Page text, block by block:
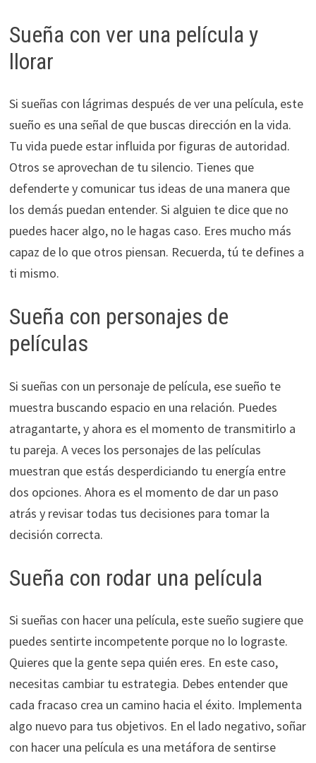
Sueña con ver una película y
llorar
Si sueñas con lágrimas después de ver una película, este
sueño es una señal de que buscas dirección en la vida.
Tu vida puede estar influida por figuras de autoridad.
Otros se aprovechan de tu silencio. Tienes que
defenderte y comunicar tus ideas de una manera que
los demás puedan entender. Si alguien te dice que no
puedes hacer algo, no le hagas caso. Eres mucho más
capaz de lo que otros piensan. Recuerda, tú te defines a
ti mismo.
Sueña con personajes de
películas
Si sueñas con un personaje de película, ese sueño te
muestra buscando espacio en una relación. Puedes
atragantarte, y ahora es el momento de transmitirlo a
tu pareja. A veces los personajes de las películas
muestran que estás desperdiciando tu energía entre
dos opciones. Ahora es el momento de dar un paso
atrás y revisar todas tus decisiones para tomar la
decisión correcta.
Sueña con rodar una película
Si sueñas con hacer una película, este sueño sugiere que
puedes sentirte incompetente porque no lo lograste.
Quieres que la gente sepa quién eres. En este caso,
necesitas cambiar tu estrategia. Debes entender que
cada fracaso crea un camino hacia el éxito. Implementa
algo nuevo para tus objetivos. En el lado negativo, soñar
con hacer una película es una metáfora de sentirse